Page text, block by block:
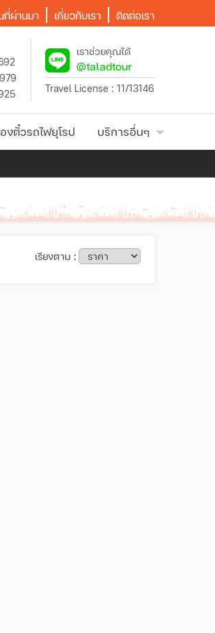
ที่ผ่านมา เกี่ยวกับเรา ติดต่อเรา
เราช่วยคุณได้
@taladtour
Travel License : 11/13146
งตั๋วรถไฟยุโรป บริการอื่นๆ
เรียงตาม :